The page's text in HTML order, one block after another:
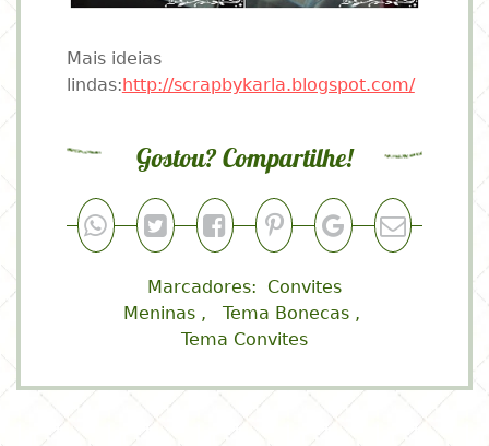
Mais ideias
lindas:http://scrapbykarla.blogspot.com/
Gostou? Compartilhe!
Marcadores:
Convites
Meninas
Tema Bonecas
Tema Convites